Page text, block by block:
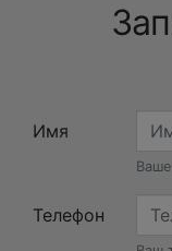
Имя
Телефон